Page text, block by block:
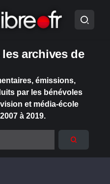
archives de
émissions,
par les bénévoles
et média-école
à 2019.